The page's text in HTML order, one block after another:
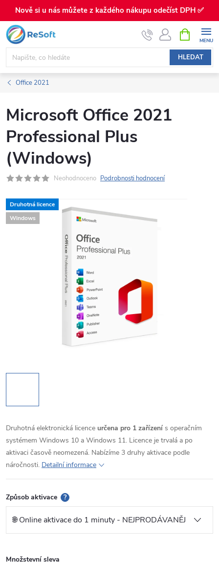
Nově si u nás můžete z každého nákupu odečíst DPH ✅
Přejít
na
obsah
HLEDAT
NÁKUPNÍ
KOŠÍK
Office 2021
Microsoft Office 2021
Professional Plus
(Windows)
Neohodnoceno Podrobnosti hodnocení
Druhotná licence
Windows
Druhotná elektronická licence určena pro 1 zařízení s operačním
systémem Windows 10 a Windows 11. Licence je trvalá a po
aktivaci časově neomezená. Nabízíme 3 druhy aktivace podle
náročnosti. Detailní informace
Způsob aktivace ?
Množstevní sleva